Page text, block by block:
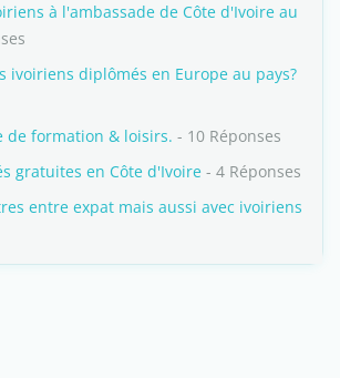
à l'ambassade de Côte d'Ivoire au
ivoiriens diplômés en Europe au pays?
de formation & loisirs. - 10 Réponses
gratuites en Côte d'Ivoire - 4 Réponses
entre expat mais aussi avec ivoiriens